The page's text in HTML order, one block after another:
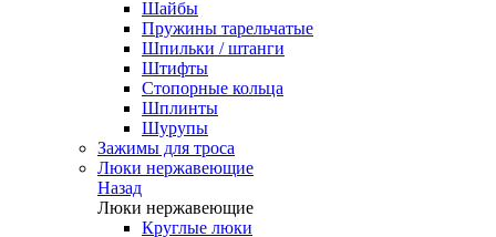
Шайбы
Пружины тарельчатые
Шпильки / штанги
Штифты
Стопорные кольца
Шплинты
Шурупы
Зажимы для троса
Люки нержавеющие
Назад
Люки нержавеющие
Круглые люки